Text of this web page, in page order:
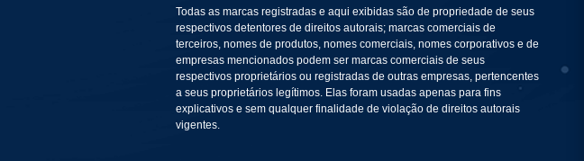
Todas as marcas registradas e aqui exibidas são de propriedade de seus
respectivos detentores de direitos autorais; marcas comerciais de
terceiros, nomes de produtos, nomes comerciais, nomes corporativos e de
empresas mencionados podem ser marcas comerciais de seus
respectivos proprietários ou registradas de outras empresas, pertencentes
a seus proprietários legítimos. Elas foram usadas apenas para fins
explicativos e sem qualquer finalidade de violação de direitos autorais
vigentes.